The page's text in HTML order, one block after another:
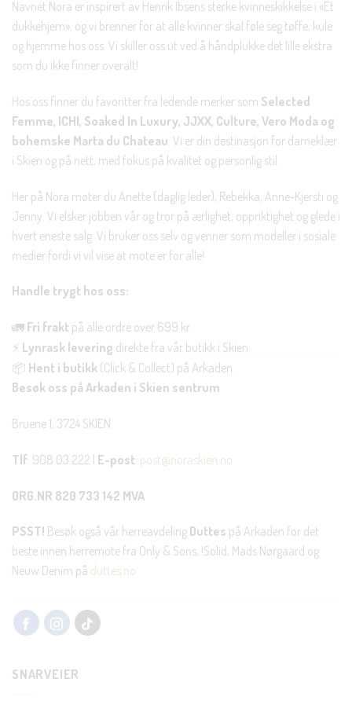
Navnet Nora er inspirert av Henrik Ibsens sterke kvinneskikkelse i «Et
dukkehjem», og vi brenner for at alle kvinner skal føle seg tøffe, kule
og hjemme hos oss. Vi skiller oss ut ved å håndplukke det lille ekstra
som du ikke finner overalt!
Hos oss finner du favoritter fra ledende merker som Selected
Femme, ICHI, Soaked In Luxury, JJXX, Culture, Vero Moda og
bohemske Marta du Chateau . Vi er din destinasjon for dameklær
i Skien og på nett, med fokus på kvalitet og personlig stil.
Her på Nora møter du Anette (daglig leder), Rebekka, Anne-Kjersti og
Jenny. Vi elsker jobben vår og tror på ærlighet, oppriktighet og glede i
hvert eneste salg. Vi bruker oss selv og venner som modeller i sosiale
medier fordi vi vil vise at mote er for alle!
Handle trygt hos oss:
🚛 Fri frakt på alle ordre over 699 kr.
⚡ Lynrask levering direkte fra vår butikk i Skien.
📦 Hent i butikk (Click & Collect) på Arkaden.
Besøk oss på Arkaden i Skien sentrum
Bruene 1, 3724 SKIEN
Tlf: 908 03 222 | E-post: post@noraskien.no
ORG.NR 820 733 142 MVA
PSST! Besøk også vår herreavdeling Duttes på Arkaden for det
beste innen herremote fra Only & Sons, !Solid, Mads Nørgaard og
Neuw Denim på duttes.no
SNARVEIER